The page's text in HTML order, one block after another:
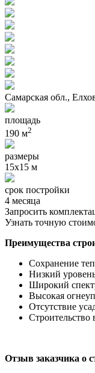
Самарская обл.,
площадь
190 м2
размеры
15x15 м
срок постройки
4 месяца
Запросить
Узнать точную
Преимущества
Сохранение
Низкий
Широкий
Высокая
Отсутствие
Строительство
Отзыв заказчика о